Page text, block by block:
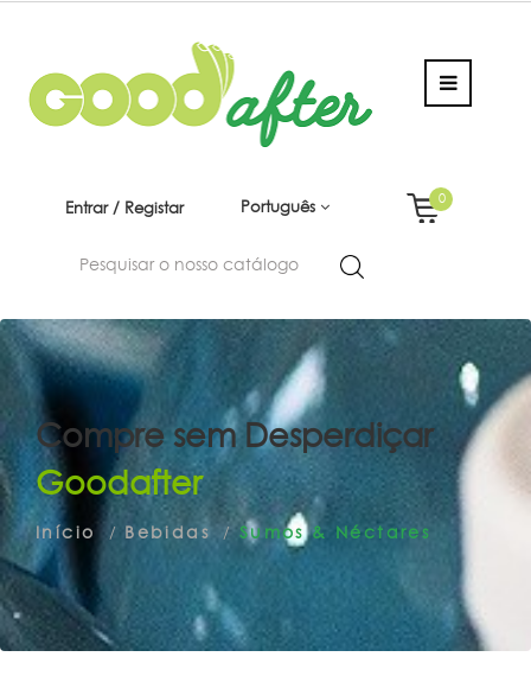
Entrar / Registar Português
0
Compre sem Desperdiçar
Goodafter
Início Bebidas Sumos & Néctares